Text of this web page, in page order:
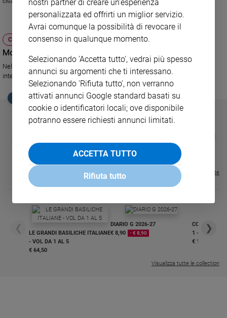
Sanremo
Cinema,
Tv
streaming
Musica
educazione
Genitori
Scuola
giovani
Chiara Pelizzoni
CHIESA
Monaco, al via l'incontro della pace
Nel capoluogo bavarese è iniziato con grande aspettative il 25° incontro
internazionale della pace promosso dalla Comunità di Sant'Egidio.
EDICOLA SAN PAOLO
€ 34,80 € 21,90 37%
€ 104,00 € 83,00 20%
Visualizza tutte le riviste
❮
LE GRANDI BASILICHE ITALIANE
- VOL DA 1 AL 5
€ 64,50
DIARIO G 2026-27
€ 8,90
- € 8,90
COLLANA
1 - 2
€ 18,50
❯
Visualizza tutte le collection
nostri partner di creare un'esperienza
personalizzata ed offrirti un miglior servizio.
Avrai comunque la possibilità di revocare il
consenso in qualunque momento.
Selezionando 'Accetta tutto', vedrai più spesso
annunci su argomenti che ti interessano.
Selezionando 'Rifiuta tutto', non verranno
attivati annunci Google standard basati su
cookie o identificatori locali; ove disponibile
potranno essere richiesti annunci limitati.
ACCETTA TUTTO
Rifiuta tutto